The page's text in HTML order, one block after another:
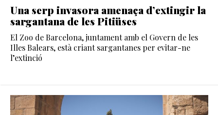
Una serp invasora amenaça d’extingir la
sargantana de les Pitiüses
El Zoo de Barcelona, juntament amb el Govern de les
Illes Balears, està criant sargantanes per evitar-ne
l’extinció